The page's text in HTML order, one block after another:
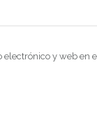
y web en